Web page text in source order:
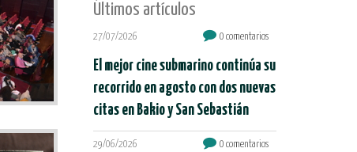
Últimos artículos
27/07/2026 0 comentarios
El mejor cine submarino continúa su
recorrido en agosto con dos nuevas
citas en Bakio y San Sebastián
29/06/2026 0 comentarios